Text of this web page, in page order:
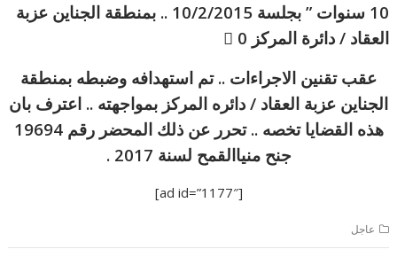
10 سنوات ” بجلسة 10/2/2015 .. بمنطقة الجناين عزبة
العقاد / دائرة المركز 0 
عقب تقنين الاجراءات .. تم استهدافه وضبطه بمنطقة
الجناين عزبة العقاد / دائره المركز بمواجهته .. اعترف بان
هذه القضايا تخصه .. تحرر عن ذلك المحضر رقم 19694
جنح منياالقمح لسنة 2017 .
[ad id=”1177″]
عاجل